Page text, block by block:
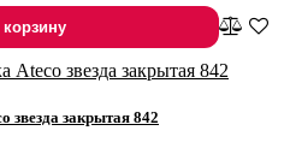
звезда закрытая 842